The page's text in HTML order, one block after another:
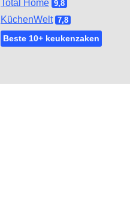
Total Home 9,8
KüchenWelt 7,8
Beste 10+ keukenzaken